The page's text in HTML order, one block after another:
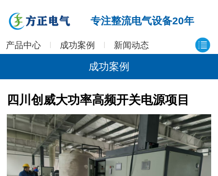
专注整流电气设备20年
产品中心 成功案例 新闻动态
成功案例
四川创威大功率高频开关电源项目